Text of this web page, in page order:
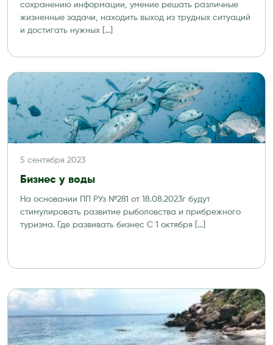
сохранению информации, умение решать различные
жизненные задачи, находить выход из трудных ситуаций
и достигать нужных […]
5 сентября 2023
Бизнес у воды
На основании ПП РУз №281 от 18.08.2023г будут
стимулировать развитие рыболовства и прибрежного
туризма. Где развивать бизнес С 1 октября […]